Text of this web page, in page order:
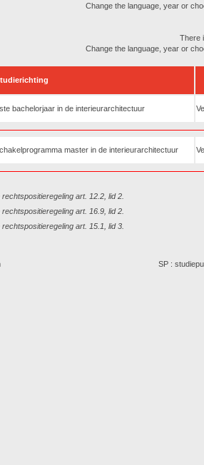
Change the language, year or
There
Change the language, year or
bachelorjaar in de interieurarchitectuur
master in de interieurarchitectuur
art. 12.2, lid 2.
art. 16.9, lid 2.
art. 15.1, lid 3.
SP :